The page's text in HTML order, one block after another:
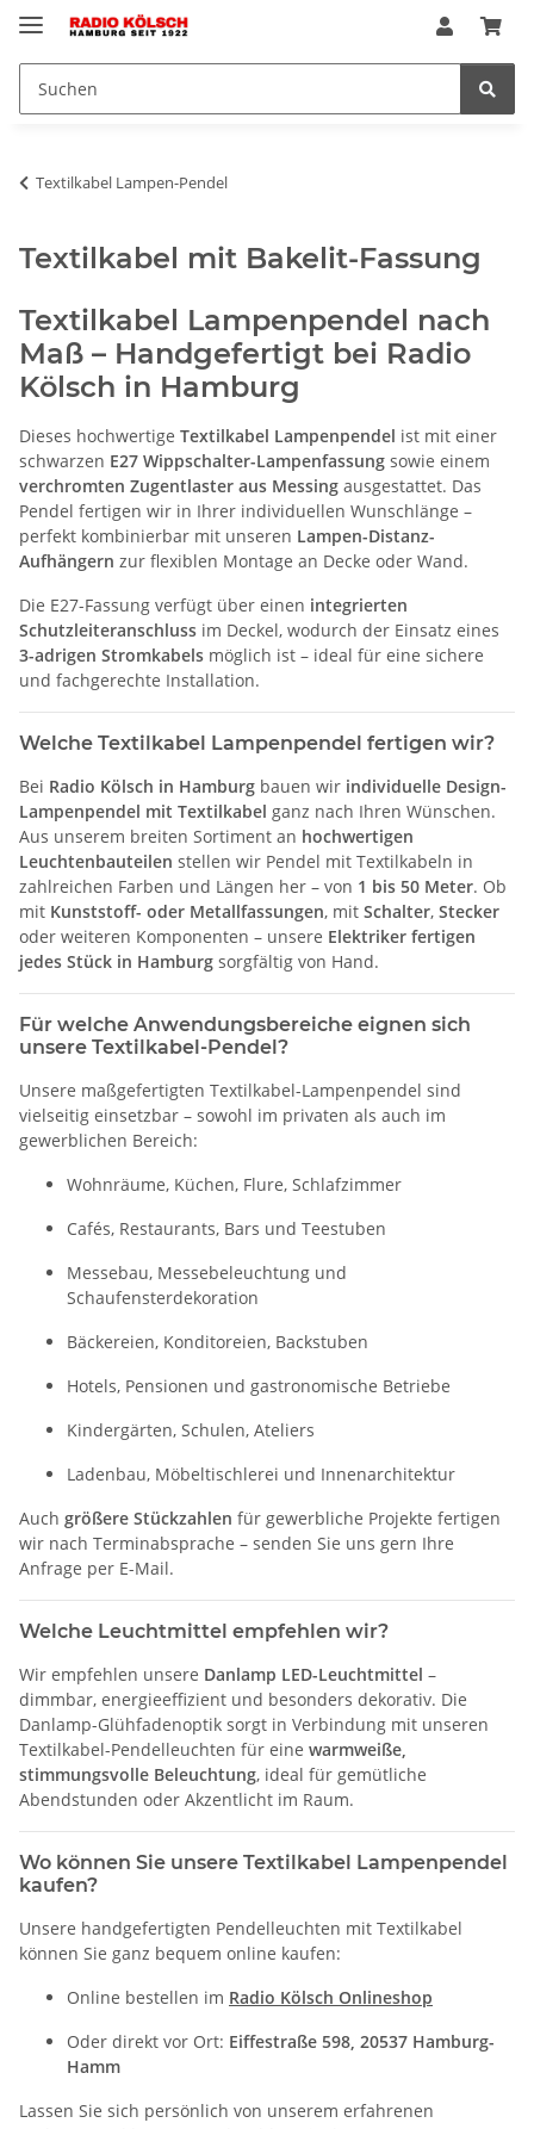
Textilkabel Lampen-Pendel
Textilkabel mit Bakelit-Fassung
Textilkabel Lampenpendel nach
Maß – Handgefertigt bei Radio
Kölsch in Hamburg
Dieses hochwertige Textilkabel Lampenpendel ist mit einer
schwarzen E27 Wippschalter-Lampenfassung sowie einem
verchromten Zugentlaster aus Messing ausgestattet. Das
Pendel fertigen wir in Ihrer individuellen Wunschlänge –
perfekt kombinierbar mit unseren Lampen-Distanz-
Aufhängern zur flexiblen Montage an Decke oder Wand.
Die E27-Fassung verfügt über einen integrierten
Schutzleiteranschluss im Deckel, wodurch der Einsatz eines
3-adrigen Stromkabels möglich ist – ideal für eine sichere
und fachgerechte Installation.
Welche Textilkabel Lampenpendel fertigen wir?
Bei Radio Kölsch in Hamburg bauen wir individuelle Design-
Lampenpendel mit Textilkabel ganz nach Ihren Wünschen.
Aus unserem breiten Sortiment an hochwertigen
Leuchtenbauteilen stellen wir Pendel mit Textilkabeln in
zahlreichen Farben und Längen her – von 1 bis 50 Meter. Ob
mit Kunststoff- oder Metallfassungen, mit Schalter, Stecker
oder weiteren Komponenten – unsere Elektriker fertigen
jedes Stück in Hamburg sorgfältig von Hand.
Für welche Anwendungsbereiche eignen sich
unsere Textilkabel-Pendel?
Unsere maßgefertigten Textilkabel-Lampenpendel sind
vielseitig einsetzbar – sowohl im privaten als auch im
gewerblichen Bereich:
Wohnräume, Küchen, Flure, Schlafzimmer
Cafés, Restaurants, Bars und Teestuben
Messebau, Messebeleuchtung und
Schaufensterdekoration
Bäckereien, Konditoreien, Backstuben
Hotels, Pensionen und gastronomische Betriebe
Kindergärten, Schulen, Ateliers
Ladenbau, Möbeltischlerei und Innenarchitektur
Auch größere Stückzahlen für gewerbliche Projekte fertigen
wir nach Terminabsprache – senden Sie uns gern Ihre
Anfrage per E-Mail.
Welche Leuchtmittel empfehlen wir?
Wir empfehlen unsere Danlamp LED-Leuchtmittel –
dimmbar, energieeffizient und besonders dekorativ. Die
Danlamp-Glühfadenoptik sorgt in Verbindung mit unseren
Textilkabel-Pendelleuchten für eine warmweiße,
stimmungsvolle Beleuchtung, ideal für gemütliche
Abendstunden oder Akzentlicht im Raum.
Wo können Sie unsere Textilkabel Lampenpendel
kaufen?
Unsere handgefertigten Pendelleuchten mit Textilkabel
können Sie ganz bequem online kaufen:
Online bestellen im Radio Kölsch Onlineshop
Oder direkt vor Ort: Eiffestraße 598, 20537 Hamburg-
Hamm
Lassen Sie sich persönlich von unserem erfahrenen